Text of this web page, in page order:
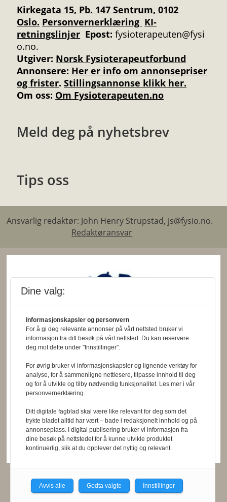
Kirkegata 15, Pb. 147 Sentrum, 0102
Oslo. Personvernerklæring KI-
retningslinjer Epost: fysioterapeuten@fysi
o.no.
Utgiver: Norsk Fysioterapeutforbund
Annonsere: Her er info om annonsepriser
og frister.Stillingsannonse klikk her.
Om oss: Om Fysioterapeuten.no
Meld deg på nyhetsbrev
Tips oss
Ansvarlig redaktør: John Henry Strupstad, js@fysio.no.
Redaktøransvar
Dine valg:
Informasjonskapsler og personvern
For å gi deg relevante annonser på vårt nettsted bruker vi
informasjon fra ditt besøk på vårt nettsted. Du kan reservere
deg mot dette under "Innstillinger".
For øvrig bruker vi informasjonskapsler og lignende verktøy for
analyse, for å sammenligne nettlesere, tilpasse innhold til deg
og for å utvikle og tilby nødvendig funksjonalitet. Les mer i vår
personvernerklæring.
Ditt digitale fagblad skal være like relevant for deg som det
trykte bladet alltid har vært – bade i redaksjonelt innhold og på
annonseplass. I digital publisering bruker vi informasjon fra
dine besøk på nettstedet for å kunne utvikle produktet
kontinuerlig, slik at du opplever det nyttig og relevant.
Avvis alle Godta valgte Innstillinger